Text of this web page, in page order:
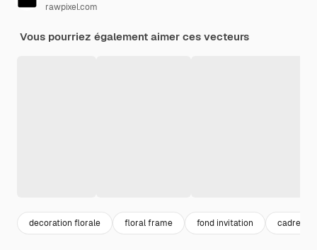
rawpixel.com
Vous pourriez également aimer ces vecteurs
decoration florale floral frame fond invitation cadre